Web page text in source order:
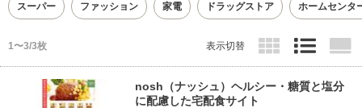
スーパー ファッション 家電 ドラッグストア ホームセンタ
1〜3/3枚 表示切替
nosh（ナッシュ）ヘルシー・糖質と塩分
に配慮した宅配食サイト